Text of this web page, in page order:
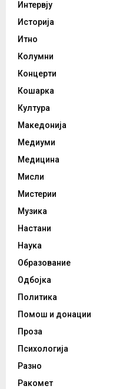
Интервју
Историја
Итно
Колумни
Концерти
Кошарка
Култура
Македонија
Медиуми
Медицина
Мисли
Мистерии
Музика
Настани
Наука
Образование
Одбојка
Политика
Помош и донации
Проза
Психологија
Разно
Ракомет